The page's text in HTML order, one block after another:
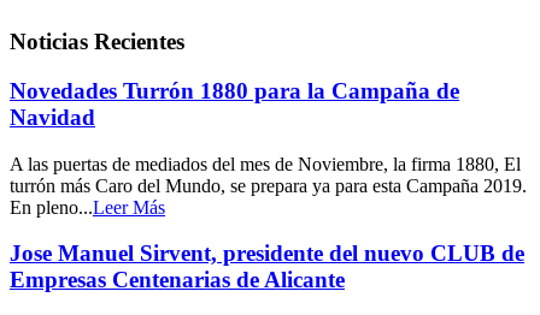
Noticias Recientes
Novedades Turrón 1880 para la Campaña de
Navidad
A las puertas de mediados del mes de Noviembre, la firma 1880, El
turrón más Caro del Mundo, se prepara ya para esta Campaña 2019.
En pleno...Leer Más
Jose Manuel Sirvent, presidente del nuevo CLUB de
Empresas Centenarias de Alicante